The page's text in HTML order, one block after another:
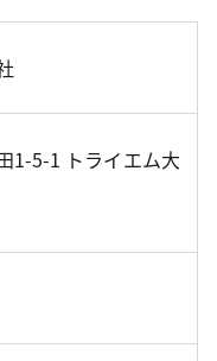
1-5-1 トライエム大